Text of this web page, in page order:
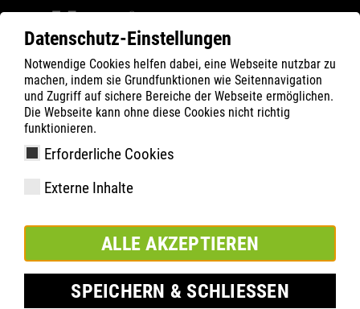
Datenschutz-Einstellungen
Notwendige Cookies helfen dabei, eine Webseite nutzbar zu
machen, indem sie Grundfunktionen wie Seitennavigation
und Zugriff auf sichere Bereiche der Webseite ermöglichen.
Die Webseite kann ohne diese Cookies nicht richtig
funktionieren.
Erforderliche Cookies
Externe Inhalte
ALLE AKZEPTIEREN
SPEICHERN & SCHLIESSEN
ATLAS Termék keresése
Filter
Clima-Comfort-Einlegesohle|